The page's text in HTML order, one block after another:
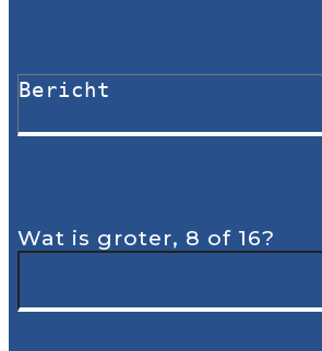
Wat is groter, 8 of 16?